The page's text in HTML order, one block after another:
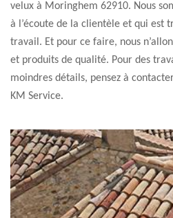
velux à Moringhem 62910. Nous
à l’écoute de la clientèle et qui est
travail. Et pour ce faire, nous
et produits de qualité. Pour des
moindres détails, pensez à
KM Service.